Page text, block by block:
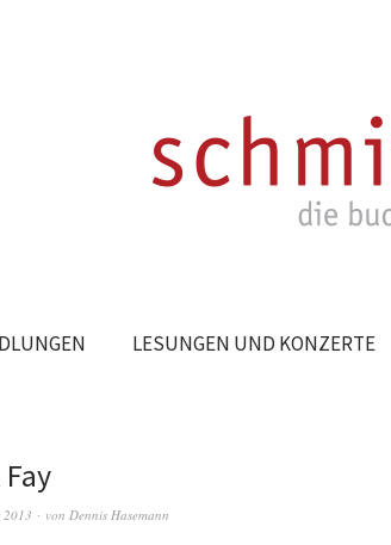
LESUNGEN UND KONZERTE
2013 von Dennis Hasemann